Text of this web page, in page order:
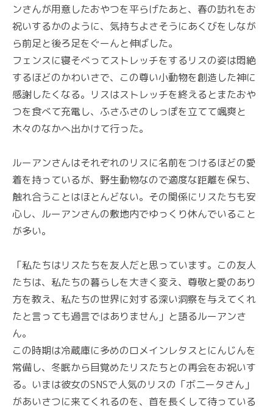
ンさんが用意したおやつを平らげたあと、春の訪れをお
祝いするかのように、気持ちよさそうにあくびをしなが
ら前足と後ろ足をぐーんと伸ばした。
フェンスに寝そべってストレッチをするリスの姿は悶絶
するほどのかわいさで、この尊い小動物を創造した神に
感謝したくなる。リスはストレッチを終えるとまたおや
つを食べて充電し、ふさふさのしっぽを立てて颯爽と
木々のなかへ出かけて行った。
ルーアンさんはそれぞれのリスに名前をつけるほどの愛
着を持っているが、野生動物なので適度な距離を保ち、
触れ合うことはほとんどない。その関係にリスたちも安
心し、ルーアンさんの敷地内でゆっくり休んでいること
が多い。
「私たちはリスたちを友人だと思っています。この友人
たちは、私たちの暮らしを大きく変え、尊敬と愛のあり
方を教え、私たちの世界に対する深い洞察を与えてくれ
たと言っても過言ではありません」と語るルーアンさ
ん。
この時期は冷蔵庫に多めのロメインレタスとにんじんを
常備し、冬眠から目覚めたリスたちとの再会をお祝いす
る。いまは彼女のSNSで人気のリスの「ボニータさん」
があいさつに来てくれるのを、首を長くして待っている